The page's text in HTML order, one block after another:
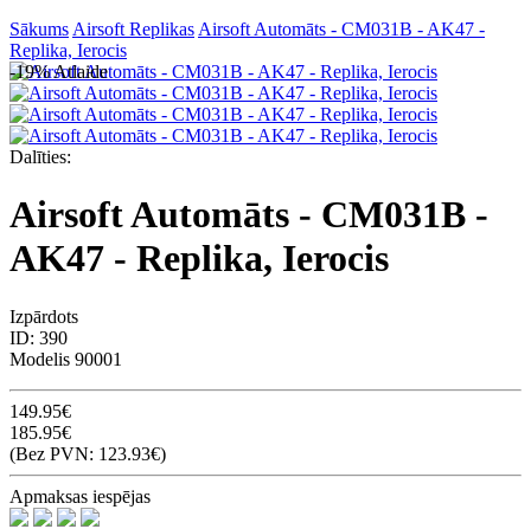
Sākums Airsoft Replikas Airsoft Automāts - CM031B - AK47 -
Replika, Ierocis
-19%Atlaide
Dalīties:
Airsoft Automāts - CM031B -
AK47 - Replika, Ierocis
Izpārdots
ID: 390
Modelis 90001
149.95€
185.95€
(Bez PVN: 123.93€)
Apmaksas iespējas